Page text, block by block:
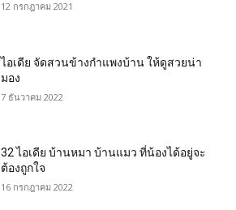
12 กรกฎาคม 2021
ไอเดีย จัดสวนข้างกําแพงบ้าน ให้ดูสวยน่า
มอง
7 ธันวาคม 2022
32 ไอเดีย บ้านหมา บ้านแมว ที่น้องได้อยู่จะ
ต้องถูกใจ
16 กรกฎาคม 2022